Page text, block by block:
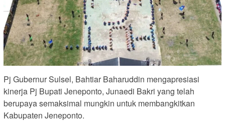
Pj Gubernur Sulsel, Bahtiar Baharuddin mengapresiasi
kinerja Pj Bupati Jeneponto, Junaedi Bakri yang telah
berupaya semaksimal mungkin untuk membangkitkan
Kabupaten Jeneponto.